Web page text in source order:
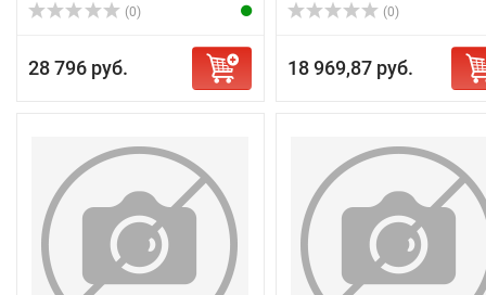
(0)
28 796 руб.
(0)
18 969,87 руб.